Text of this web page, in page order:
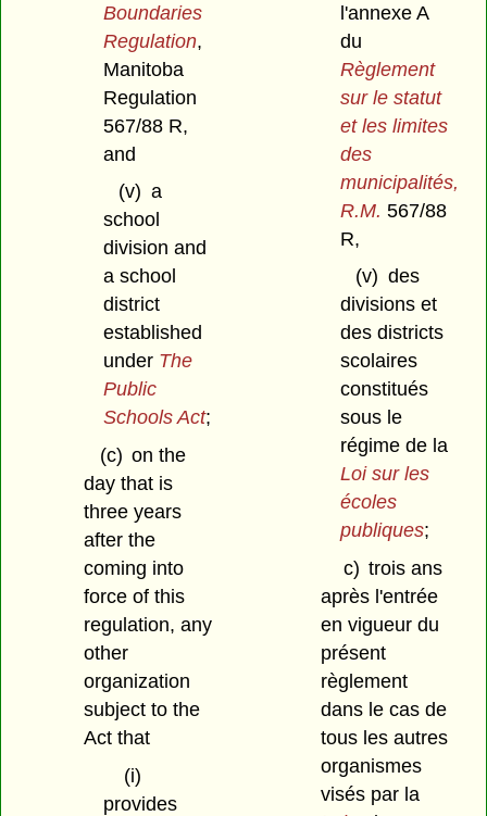
Boundaries
Regulation,
Manitoba
Regulation
567/88 R,
and
(v) a
school
division and
a school
district
established
under The
Public
Schools Act;
(c) on the
day that is
three years
after the
coming into
force of this
regulation, any
other
organization
subject to the
Act that
(i)
provides
l'annexe A
du
Règlement
sur le statut
et les limites
des
municipalités,
R.M. 567/88
R,
(v) des
divisions et
des districts
scolaires
constitués
sous le
régime de la
Loi sur les
écoles
publiques;
c) trois ans
après l'entrée
en vigueur du
présent
règlement
dans le cas de
tous les autres
organismes
visés par la